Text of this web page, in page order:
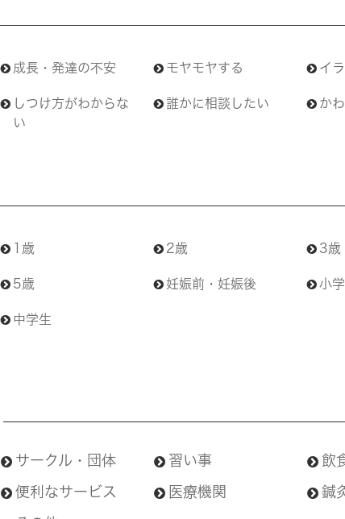
成長・発達の不安 モヤモヤする イ
しつけ方がわからな
い
誰かに相談したい か
1歳 2歳 3歳
5歳 妊娠前・妊娠後 小
中学生
サークル・団体 習い事 飲
便利なサービス 医療機関 鍼